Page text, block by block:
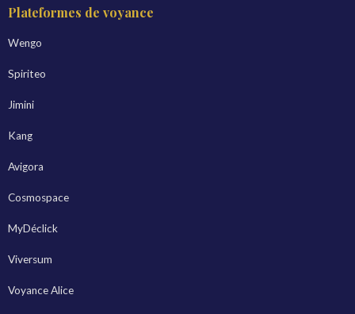
Plateformes de voyance
Wengo
Spiriteo
Jimini
Kang
Avigora
Cosmospace
MyDéclick
Viversum
Voyance Alice